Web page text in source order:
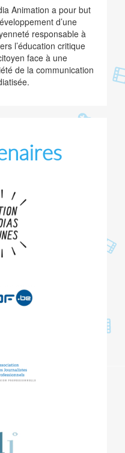
Animation a pour but
d’une
responsable à
l’éducation critique
face à une
de la communication